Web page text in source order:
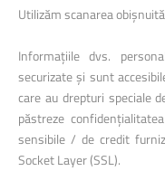
Utilizăm scanarea
Informațiile dvs.
securizate și sunt
care au drepturi speciale
păstreze
sensibile / de credit
Socket Layer (SSL).